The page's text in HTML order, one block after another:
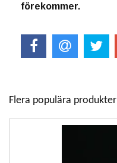
förekommer.
Flera populära produkter